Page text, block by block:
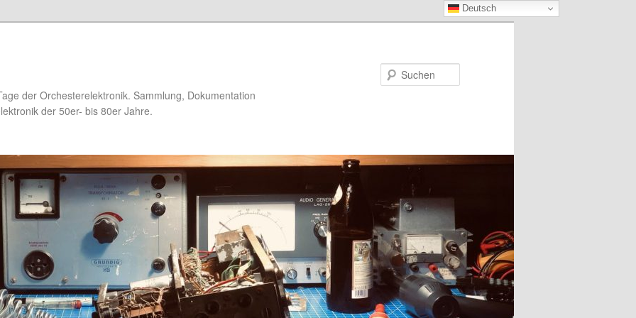
der Orchesterelektronik. Sammlung, Dokumentation
der 50er- bis 80er Jahre.
Deutsch